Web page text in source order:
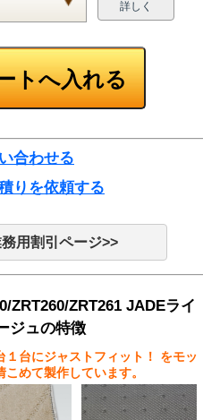
詳しく
合わせる
りを依頼する
用割引ページ>>
ZRT260/ZRT261 JADEライ
ジュの特徴
台にジャストフィット！
をモッ
めて製作しています。